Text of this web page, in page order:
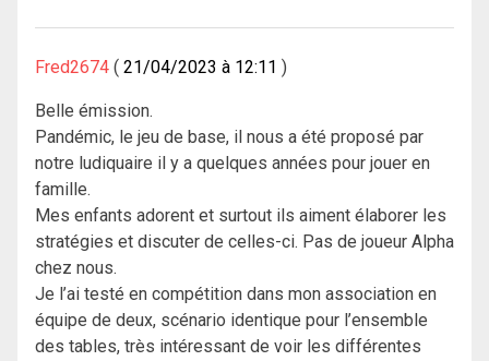
Fred2674 21/04/2023 à 12:11
Belle émission.
Pandémic, le jeu de base, il nous a été proposé par
notre ludiquaire il y a quelques années pour jouer en
famille.
Mes enfants adorent et surtout ils aiment élaborer les
stratégies et discuter de celles-ci. Pas de joueur Alpha
chez nous.
Je l’ai testé en compétition dans mon association en
équipe de deux, scénario identique pour l’ensemble
des tables, très intéressant de voir les différentes